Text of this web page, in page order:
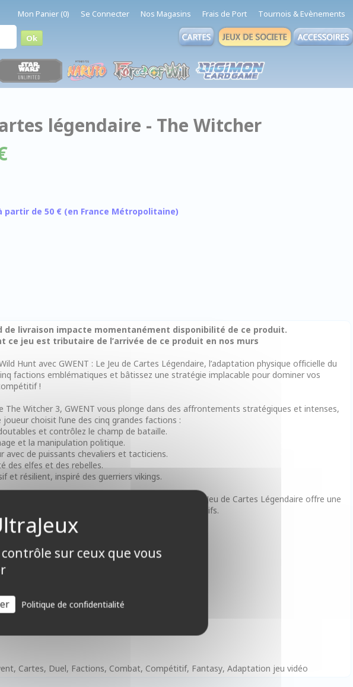
Mon Panier (0) Se Connecter Nos Magasins Frais de Port Tournois & Evènements
légendaire - The Witcher
partir de 50 € (en France Métropolitaine)
livraison impacte momentanément disponibilité de ce produit.
ce jeu est tributaire de l’arrivée de ce produit en nos murs
Hunt avec GWENT : Le Jeu de Cartes Légendaire, l’adaptation physique officielle du
factions emblématiques et bâtissez une stratégie implacable pour dominer vos
!
The Witcher 3, GWENT vous plonge dans des affrontements stratégiques et intenses,
choisit l’une des cinq grandes factions :
et contrôlez le champ de bataille.
et la manipulation politique.
avec de puissants chevaliers et tacticiens.
des elfes et des rebelles.
et résilient, inspiré des guerriers vikings.
mécanique de jeu fidèle à l’original, GWENT : Le Jeu de Cartes Légendaire offre une
Witcher et les amateurs de jeux de cartes compétitifs.
Cartes, Duel, Factions, Combat, Compétitif, Fantasy, Adaptation jeu vidéo
sur ceux que vous
Politique de confidentialité